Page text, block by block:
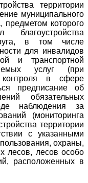
территории
муниципального
предметом которого
в том числе
для инвалидов
и транспортной
услуг (при
контроля в сфере
предписание об
обязательных
наблюдения за
(мониторинга
территории
с указанными
охраны,
лесов, лесов особо
расположенных в